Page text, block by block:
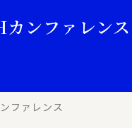
ンファレンス
ファレンス